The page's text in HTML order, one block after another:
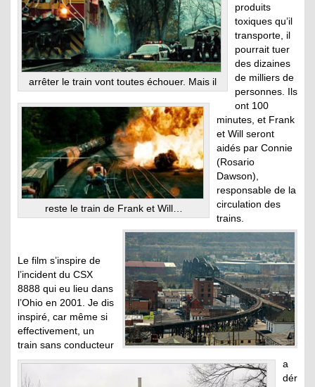
arrêter le train vont toutes échouer. Mais il
reste le train de Frank et Will…
produits
toxiques qu’il
transporte, il
pourrait tuer
des dizaines
de milliers de
personnes. Ils
ont 100
minutes, et Frank
et Will seront
aidés par Connie
(Rosario
Dawson),
responsable de la
circulation des
trains.
Le film s’inspire de
l’incident du CSX
8888 qui eu lieu dans
l’Ohio en 2001. Je dis
inspiré, car même si
effectivement, un
train sans conducteur
a
dér